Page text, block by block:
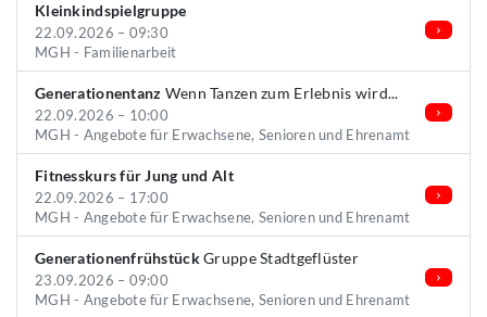
Kleinkindspielgruppe
22.09.2026 – 09:30
MGH - Familienarbeit
Generationentanz Wenn Tanzen zum Erlebnis wird...
22.09.2026 – 10:00
MGH - Angebote für Erwachsene, Senioren und Ehrenamt
Fitnesskurs für Jung und Alt
22.09.2026 – 17:00
MGH - Angebote für Erwachsene, Senioren und Ehrenamt
GenerationenfrühstückGruppe Stadtgeflüster
23.09.2026 – 09:00
MGH - Angebote für Erwachsene, Senioren und Ehrenamt